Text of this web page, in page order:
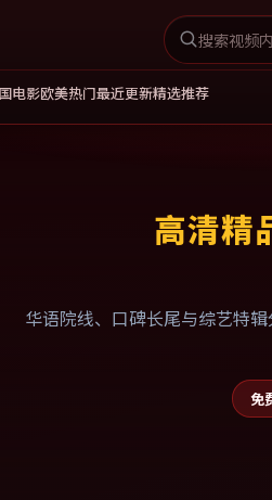
电影欧美热门最近更新精选推荐
高清精
华语院线、口碑长尾与综艺特
免